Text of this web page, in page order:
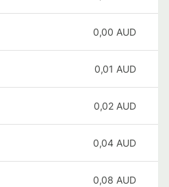
0,00 AUD
0,01 AUD
0,02 AUD
0,04 AUD
0,08 AUD